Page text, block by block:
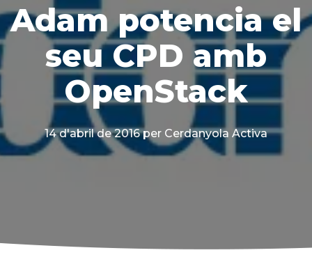
Adam potencia el
seu CPD amb
OpenStack
14 d'abril de 2016 per Cerdanyola Activa